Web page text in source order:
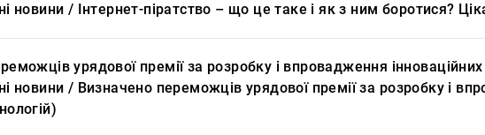
новини / Інтернет-піратство – що це таке і як з ним боротися?
урядової премії за розробку і впровадження інноваційних
новини / Визначено переможців урядової премії за розробку і